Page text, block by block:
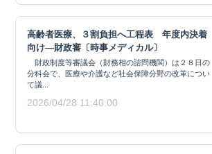
高齢者医療、３割負担へ工程表 年度内決着
向け―財政審〔時事メディカル〕
財政制度等審議会（財務相の諮問機関）は２８日の
分科会で、医療や介護など社会保障分野の改革につい
て議...
2026/04/28 11:40:00